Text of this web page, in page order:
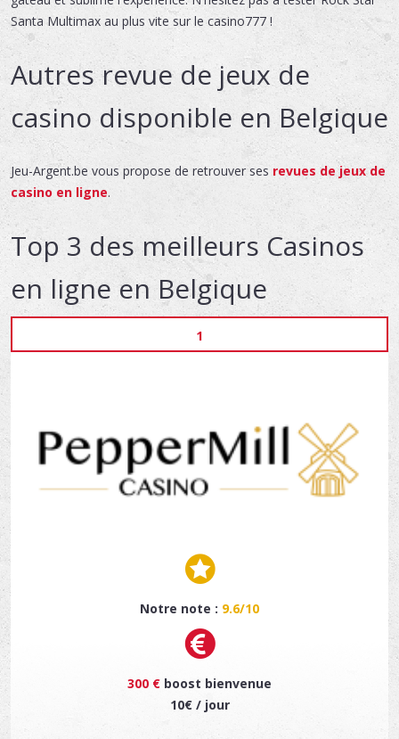
Santa Multimax au plus vite sur le casino777 !
Autres revue de jeux de
casino disponible en Belgique
Jeu-Argent.be vous propose de retrouver ses revues de jeux de
casino en ligne.
Top 3 des meilleurs Casinos
en ligne en Belgique
1
Notre note : 9.6/10
300 € boost bienvenue
10€ / jour